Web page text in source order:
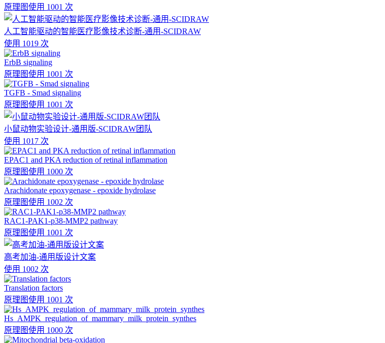
原理图使用 1001 次
人工智能驱动的智能医疗影像技术诊断-通用-SCIDRAW
使用 1019 次
ErbB signaling
原理图使用 1001 次
TGFB - Smad signaling
原理图使用 1001 次
小鼠动物实验设计-通用版-SCIDRAW团队
使用 1017 次
EPAC1 and PKA reduction of retinal inflammation
原理图使用 1000 次
Arachidonate epoxygenase - epoxide hydrolase
原理图使用 1002 次
RAC1-PAK1-p38-MMP2 pathway
原理图使用 1001 次
高考加油-通用版设计文案
使用 1002 次
Translation factors
原理图使用 1001 次
Hs_AMPK_regulation_of_mammary_milk_protein_synthes
原理图使用 1000 次